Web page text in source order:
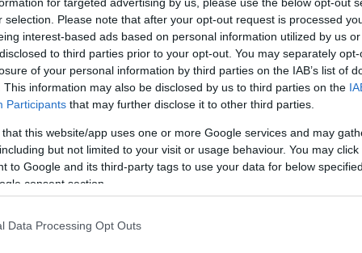
selection. Please note that after your opt-out request is processed
interest-based ads based on personal information utilized by us
to third parties prior to your opt-out. You may separately
of your personal information by third parties on the IAB’s list of
This information may also be disclosed by us to third parties on the
Participants that may further disclose it to other third parties.
that this website/app uses one or more Google services and may
but not limited to your visit or usage behaviour. You may
to Google and its third-party tags to use your data for below
consent section.
Data Processing Opt Outs
Development Agreement - JDA) για τη δημιουργία μιας...
σχεδιάζει 500 σταθμούς
ΗΠΑ
που στοχεύει να αλλάξει τον χάρτη των μεταφορών στις
πρόσφατα η Hydrovia Energy, επιχειρώντας να
στη HysetCo για την ανάπτυξη ταξί